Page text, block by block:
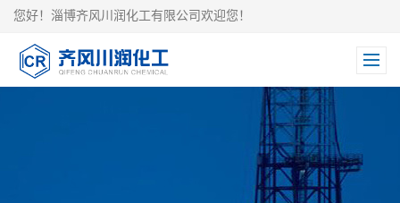
您好！淄博齐风川润化工有限公司欢迎您！